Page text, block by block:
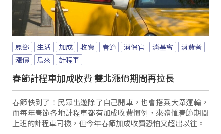
原鄉 生活 加成 收費 春節 消保官 消基會
消費者
漲價
烏來 計程車
春節計程車加成收費 雙北漲價期間再拉長
春節快到了！民眾出遊除了自己開車，也會搭乘大眾運輸，
而每年春節各地計程車都有加成收費慣例，來體恤春節期間
上班的計程車司機，但今年春節加成收費恐怕又超出以往。